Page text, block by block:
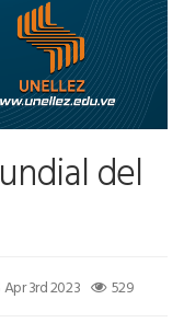
del
Apr 3rd 2023 529